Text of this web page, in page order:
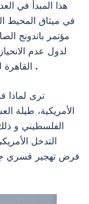
هذا المبدأ في
القاهرة لدول عدم الانحياز الصادر في أكتوبر 1964 .
ترى لماذا
الأمريكية، طيلة
الفلسطيني و
التدخل
فرض تهجير قسري